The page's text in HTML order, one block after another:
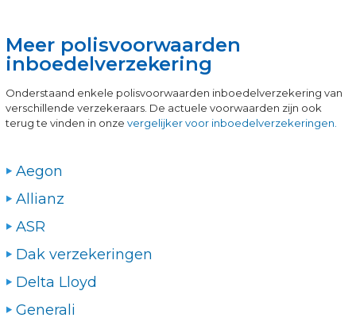
Meer polisvoorwaarden
inboedelverzekering
Onderstaand enkele polisvoorwaarden inboedelverzekering van
verschillende verzekeraars. De actuele voorwaarden zijn ook
terug te vinden in onze vergelijker voor inboedelverzekeringen.
Aegon
Allianz
ASR
Dak verzekeringen
Delta Lloyd
Generali